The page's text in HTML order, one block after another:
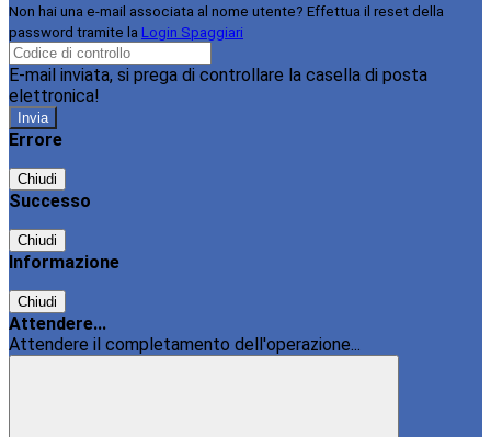
Non hai una e-mail associata al nome utente? Effettua il reset della
password tramite la Login Spaggiari
E-mail inviata, si prega di controllare la casella di posta
elettronica!
Errore
Chiudi
Successo
Chiudi
Informazione
Chiudi
Attendere...
Attendere il completamento dell'operazione...